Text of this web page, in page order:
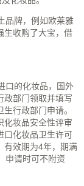
品牌，例如欧莱雅
生收购了大宝，借
口的化妆品，国外
政部门领取并填写
行政部门申请。
化妆品安全性评审
口化妆品卫生许可
有效期为4年，期满
申请时可不附资